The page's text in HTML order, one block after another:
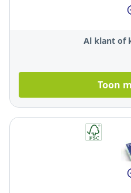
Al klant of
Toon